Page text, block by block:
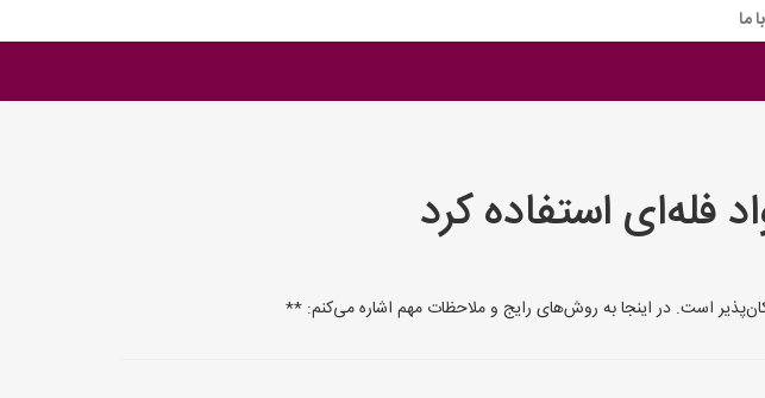
ما
فله‌ای استفاده کرد
است. در اینجا به روش‌های رایج و ملاحظات مهم اشاره می‌کنم: **